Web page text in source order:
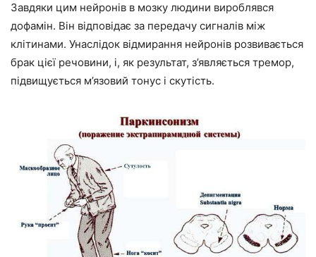
Завдяки цим нейронів в мозку людини вироблявся
дофамін. Він відповідає за передачу сигналів між
клітинами. Унаслідок відмирання нейронів розвивається
брак цієї речовини, і, як результат, з’являється тремор,
підвищується м’язовий тонус і скутість.